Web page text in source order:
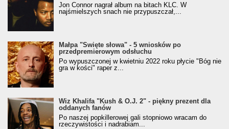
Jon Connor nagrał album na bitach KLC. W
najśmielszych snach nie przypuszczał,...
Małpa "Święte słowa" - 5 wniosków po
przedpremierowym odsłuchu
Po wypuszczonej w kwietniu 2022 roku płycie "Bóg nie
gra w kości" raper z...
Wiz Khalifa "Kush & O.J. 2" - piękny prezent dla
oddanych fanów
Po naszej popkillerowej gali stopniowo wracam do
rzeczywistości i nadrabiam...